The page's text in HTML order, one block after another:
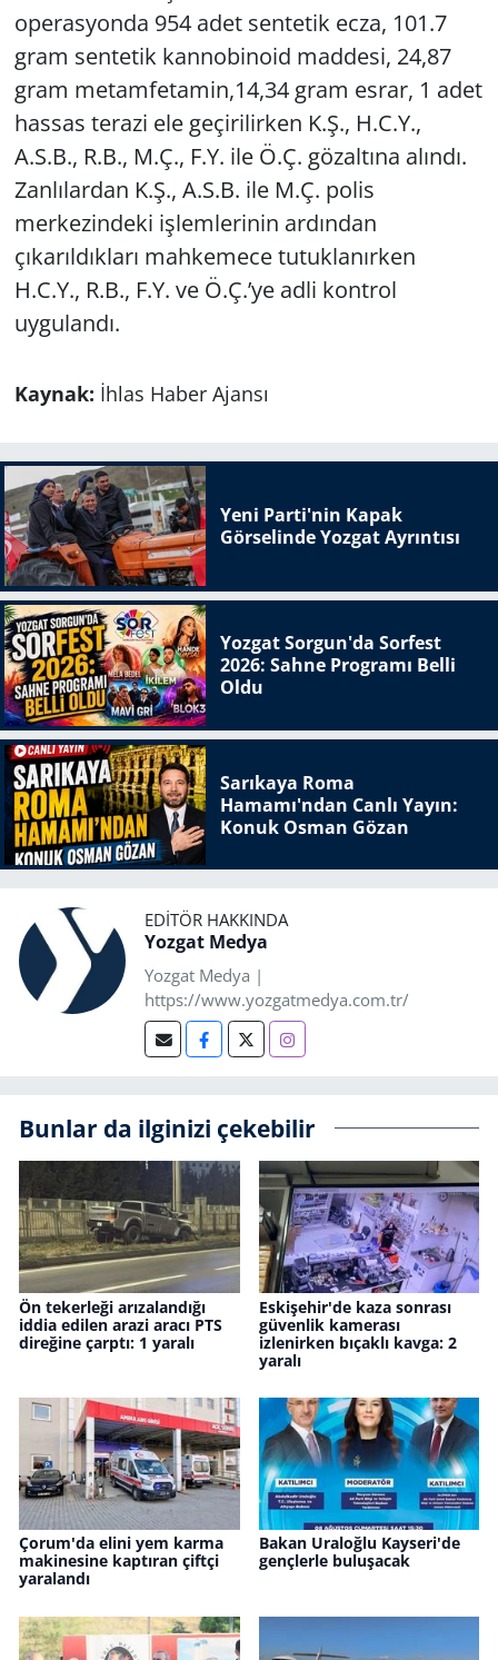
operasyonda 954 adet sentetik ecza, 101.7
gram sentetik kannobinoid maddesi, 24,87
gram metamfetamin,14,34 gram esrar, 1 adet
hassas terazi ele geçirilirken K.Ş., H.C.Y.,
A.S.B., R.B., M.Ç., F.Y. ile Ö.Ç. gözaltına alındı.
Zanlılardan K.Ş., A.S.B. ile M.Ç. polis
merkezindeki işlemlerinin ardından
çıkarıldıkları mahkemece tutuklanırken
H.C.Y., R.B., F.Y. ve Ö.Ç.’ye adli kontrol
uygulandı.
Kaynak: İhlas Haber Ajansı
Yeni Parti'nin Kapak
Görselinde Yozgat Ayrıntısı
Yozgat Sorgun'da Sorfest
2026: Sahne Programı Belli
Oldu
Sarıkaya Roma
Hamamı'ndan Canlı Yayın:
Konuk Osman Gözan
EDITÖR HAKKINDA
Yozgat Medya
Yozgat Medya |
https://www.yozgatmedya.com.tr/
Bunlar da ilginizi çekebilir
Ön tekerleği arızalandığı
iddia edilen arazi aracı PTS
direğine çarptı: 1 yaralı
Eskişehir'de kaza sonrası
güvenlik kamerası
izlenirken bıçaklı kavga: 2
yaralı
Çorum'da elini yem karma
makinesine kaptıran çiftçi
yaralandı
Bakan Uraloğlu Kayseri'de
gençlerle buluşacak